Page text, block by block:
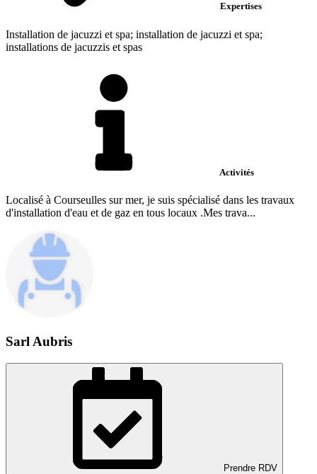
Expertises
Installation de jacuzzi et spa; installation de jacuzzi et spa;
installations de jacuzzis et spas
Activités
Localisé à Courseulles sur mer, je suis spécialisé dans les travaux
d'installation d'eau et de gaz en tous locaux .Mes trava...
Sarl Aubris
Prendre RDV